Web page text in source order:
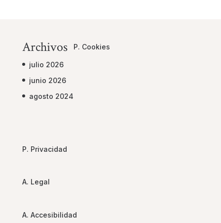
Archivos
julio 2026
junio 2026
agosto 2024
P. Cookies
P. Privacidad
A. Legal
A. Accesibilidad